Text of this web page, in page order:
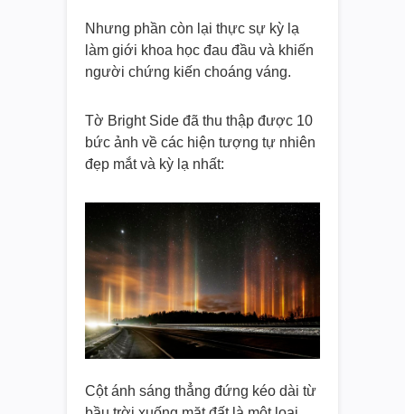
Nhưng phần còn lại thực sự kỳ lạ
làm giới khoa học đau đầu và khiến
người chứng kiến choáng váng.
Tờ Bright Side đã thu thập được 10
bức ảnh về các hiện tượng tự nhiên
đẹp mắt và kỳ lạ nhất:
Cột ánh sáng thẳng đứng kéo dài từ